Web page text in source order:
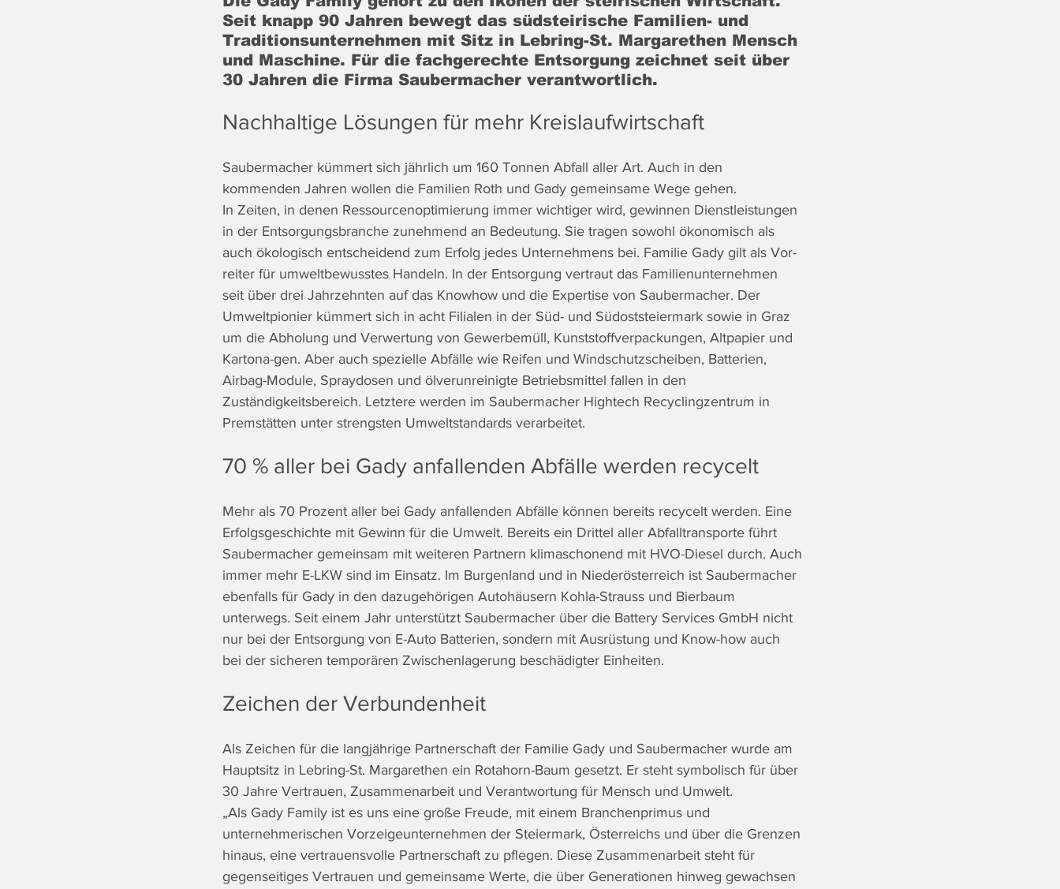
Seit knapp 90 Jahren bewegt das südsteirische Familien- und
Traditionsunternehmen mit Sitz in Lebring-St. Margarethen Mensch
und Maschine. Für die fachgerechte Entsorgung zeichnet seit über
30 Jahren die Firma Saubermacher verantwortlich.
Nachhaltige Lösungen für mehr Kreislaufwirtschaft
Saubermacher kümmert sich jährlich um 160 Tonnen Abfall aller Art. Auch in den
kommenden Jahren wollen die Familien Roth und Gady gemeinsame Wege gehen.
In Zeiten, in denen Ressourcenoptimierung immer wichtiger wird, gewinnen Dienstleistungen
in der Entsorgungsbranche zunehmend an Bedeutung. Sie tragen sowohl ökonomisch als
auch ökologisch entscheidend zum Erfolg jedes Unternehmens bei. Familie Gady gilt als Vor-
reiter für umweltbewusstes Handeln. In der Entsorgung vertraut das Familienunternehmen
seit über drei Jahrzehnten auf das Knowhow und die Expertise von Saubermacher. Der
Umweltpionier kümmert sich in acht Filialen in der Süd- und Südoststeiermark sowie in Graz
um die Abholung und Verwertung von Gewerbemüll, Kunststoffverpackungen, Altpapier und
Kartona-gen. Aber auch spezielle Abfälle wie Reifen und Windschutzscheiben, Batterien,
Airbag-Module, Spraydosen und ölverunreinigte Betriebsmittel fallen in den
Zuständigkeitsbereich. Letztere werden im Saubermacher Hightech Recyclingzentrum in
Premstätten unter strengsten Umweltstandards verarbeitet.
70 % aller bei Gady anfallenden Abfälle werden recycelt
Mehr als 70 Prozent aller bei Gady anfallenden Abfälle können bereits recycelt werden. Eine
Erfolgsgeschichte mit Gewinn für die Umwelt. Bereits ein Drittel aller Abfalltransporte führt
Saubermacher gemeinsam mit weiteren Partnern klimaschonend mit HVO-Diesel durch. Auch
immer mehr E-LKW sind im Einsatz. Im Burgenland und in Niederösterreich ist Saubermacher
ebenfalls für Gady in den dazugehörigen Autohäusern Kohla-Strauss und Bierbaum
unterwegs. Seit einem Jahr unterstützt Saubermacher über die Battery Services GmbH nicht
nur bei der Entsorgung von E-Auto Batterien, sondern mit Ausrüstung und Know-how auch
bei der sicheren temporären Zwischenlagerung beschädigter Einheiten.
Zeichen der Verbundenheit
Als Zeichen für die langjährige Partnerschaft der Familie Gady und Saubermacher wurde am
Hauptsitz in Lebring-St. Margarethen ein Rotahorn-Baum gesetzt. Er steht symbolisch für über
30 Jahre Vertrauen, Zusammenarbeit und Verantwortung für Mensch und Umwelt.
„Als Gady Family ist es uns eine große Freude, mit einem Branchenprimus und
unternehmerischen Vorzeigeunternehmen der Steiermark, Österreichs und über die Grenzen
hinaus, eine vertrauensvolle Partnerschaft zu pflegen. Diese Zusammenarbeit steht für
gegenseitiges Vertrauen und gemeinsame Werte, die über Generationen hinweg gewachsen